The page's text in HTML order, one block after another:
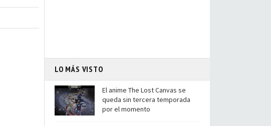
LO MÁS VISTO
El anime The Lost Canvas se
queda sin tercera temporada
por el momento